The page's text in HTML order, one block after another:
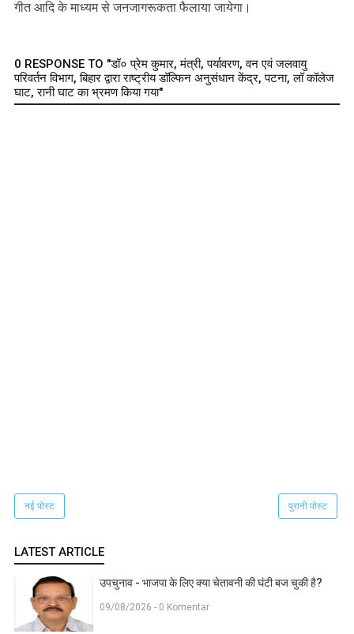
गीत आदि के माध्यम से जनजागरूकता फैलाया जायेगा।
0 RESPONSE TO "डॉ० प्रेम कुमार, मंत्री, पर्यावरण, वन एवं जलवायु
परिवर्तन विभाग, बिहार द्वारा राष्ट्रीय डॉल्फिन अनुसंधान केंद्र, पटना, लॉ कॉलेज
घाट, रानी घाट का भ्रमण किया गया"
नई पोस्ट पुरानी पोस्ट
LATEST ARTICLE
उपचुनाव - भाजपा के लिए क्या चेतावनी की घंटी बज चुकी है?
09/08/2026 - 0 Komentar